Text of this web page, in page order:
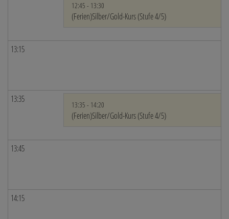
12:45 - 13:30
(Ferien)Silber/Gold-Kurs (Stufe 4/5)
13:15
13:35
13:35 - 14:20
(Ferien)Silber/Gold-Kurs (Stufe 4/5)
13:45
14:15